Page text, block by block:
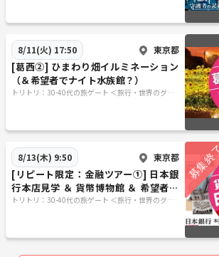
8/11(火) 17:50 東京都
[葛西②] ひまわり畑イルミネーション
（＆希望者でナイト水族館？）
トリトリ：30-40代の旅ゲート ＜旅行・世界のグル
8/13(木) 9:50 東京都
[リピート限定：金融ツアー①] 日本銀
行本店見学 ＆ 貨幣博物館 ＆ 希望者で
本格多国籍ランチ
トリトリ：30-40代の旅ゲート ＜旅行・世界のグル